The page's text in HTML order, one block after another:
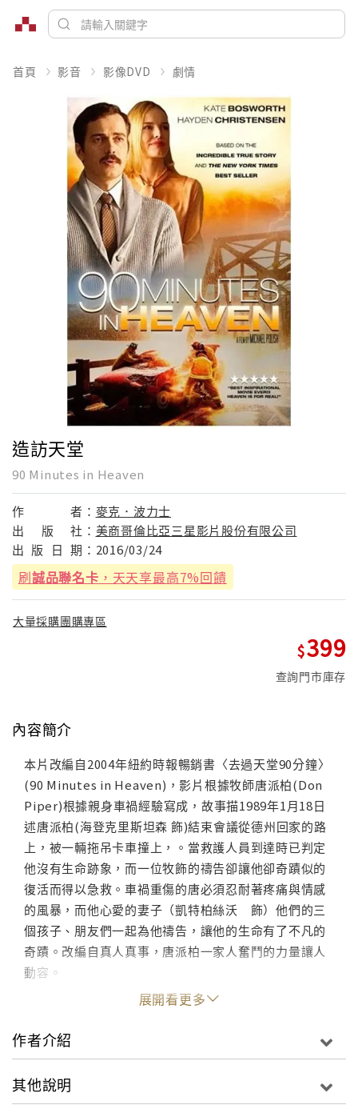
首頁 影音 影像DVD 劇情
造訪天堂
90 Minutes in Heaven
作 者： 麥克．波力士
出
版 社： 美商哥倫比亞三星影片股份有限公司
出 版 日 期： 2016/03/24
刷誠品聯名卡 ，天天享最高7%回饋
大量採購團購專區
399
查詢門市庫存
內容簡介
本片改編自2004年紐約時報暢銷書〈去過天堂90分鐘〉
(90 Minutes in Heaven)，影片根據牧師唐派柏(Don
Piper)根據親身車禍經驗寫成，故事描1989年1月18日
述唐派柏(海登克里斯坦森 飾)結束會議從德州回家的路
上，被一輛拖吊卡車撞上，。當救護人員到達時已判定
他沒有生命跡象，而一位牧飾的禱告卻讓他卻奇蹟似的
復活而得以急救。車禍重傷的唐必須忍耐著疼痛與情感
的風暴，而他心愛的妻子（凱特柏絲沃 飾）他們的三
個孩子、朋友們一起為他禱告，讓他的生命有了不凡的
奇蹟。改編自真人真事，唐派柏一家人奮鬥的力量讓人
動容。
展開看更多
作者介紹
其他說明